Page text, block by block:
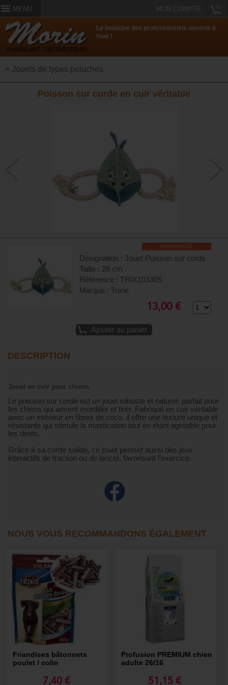
MENU MON COMPTE
La boutique des professionnels ouverte à
tous !
< Jouets de types peluches
Poisson sur corde en cuir véritable
NOUVEAUTÉ
Désignation : Jouet Poisson sur corde
Taille : 28 cm
Référence : TRIX103305
Marque : Trixie
13,00 €
Ajouter au panier
DESCRIPTION
Jouet en cuir pour chiens
Le poisson sur corde est un jouet robuste et naturel, parfait pour
les chiens qui aiment mordiller et tirer. Fabriqué en cuir véritable
avec un intérieur en fibres de coco, il offre une texture unique et
résistante qui stimule la mastication tout en étant agréable pour
les dents.
Grâce à sa corde solide, ce jouet permet aussi des jeux
interactifs de traction ou de lancer, favorisant l’exercice.
NOUS VOUS RECOMMANDONS ÉGALEMENT
Friandises bâtonnets
poulet / colin
7,40 €
Profusion PREMIUM chien
adulte 26/16
51,15 €